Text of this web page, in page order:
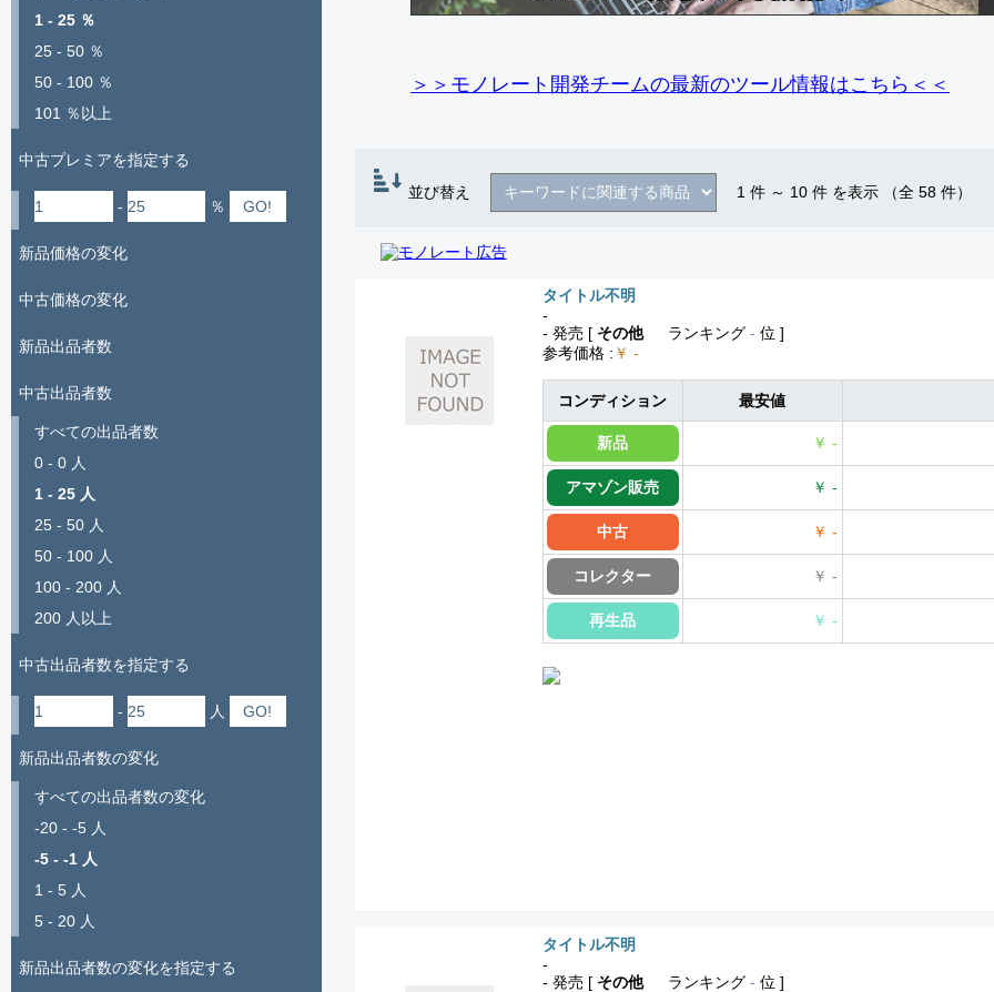
＞＞モノレート開発チームの最新のツール情報はこちら＜＜
並び替え 1 件 ～ 10 件 を表示 （全 58 件）
タイトル不明
-
- 発売 [ その他 ランキング - 位 ]
参考価格 : ￥ -
コンディション 最安値
新品 ￥ -
アマゾン販売 ￥ -
中古 ￥ -
コレクター ￥ -
再生品 ￥ -
タイトル不明
-
- 発売 [ その他 ランキング - 位 ]
1 - 25 ％
25 - 50 ％
50 - 100 ％
101 ％以上
中古プレミアを指定する
- ％
新品価格の変化
中古価格の変化
新品出品者数
中古出品者数
すべての出品者数
0 - 0 人
1 - 25 人
25 - 50 人
50 - 100 人
100 - 200 人
200 人以上
中古出品者数を指定する
- 人
新品出品者数の変化
すべての出品者数の変化
-20 - -5 人
-5 - -1 人
1 - 5 人
5 - 20 人
新品出品者数の変化を指定する